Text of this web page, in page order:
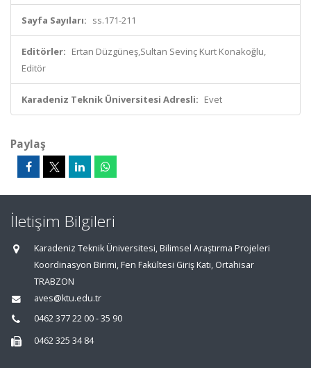
Sayfa Sayıları: ss.171-211
Editörler: Ertan Düzgüneş,Sultan Sevinç Kurt Konakoğlu,
Editör
Karadeniz Teknik Üniversitesi Adresli: Evet
Paylaş
İletişim Bilgileri
Karadeniz Teknik Üniversitesi, Bilimsel Araştırma Projeleri
Koordinasyon Birimi, Fen Fakültesi Giriş Katı, Ortahisar
TRABZON
aves@ktu.edu.tr
0462 377 22 00 - 35 90
0462 325 34 84